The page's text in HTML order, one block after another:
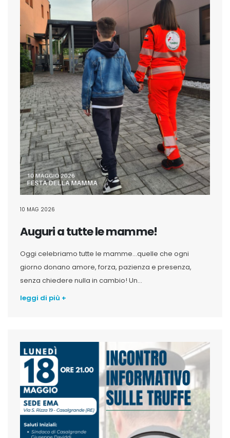
10 MAG 2026
Auguri a tutte le mamme!
Oggi celebriamo tutte le mamme…quelle che ogni
giorno donano amore, forza, pazienza e presenza,
senza chiedere nulla in cambio! Un...
leggi di più +